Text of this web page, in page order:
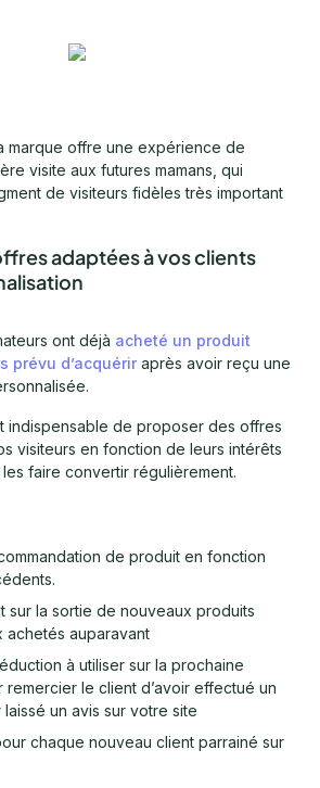
marque offre une expérience de
visite aux futures mamans, qui
de visiteurs fidèles très important
adaptées à vos clients
ont déjà acheté un produit
prévu d’acquérir après avoir reçu une
indispensable de proposer des offres
visiteurs en fonction de leurs intérêts
faire convertir régulièrement.
de produit en fonction
sur la sortie de nouveaux produits
achetés auparavant
à utiliser sur la prochaine
remercier le client d’avoir effectué un
laissé un avis sur votre site
chaque nouveau client parrainé sur